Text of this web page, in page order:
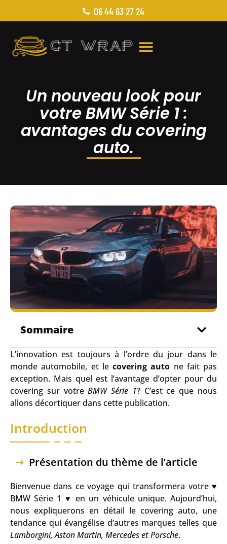
06 44 63 27 24
Un nouveau look pour
votre BMW Série 1 :
avantages du covering
auto.
Sommaire
L’innovation est toujours à l’ordre du jour dans le
monde automobile, et le covering auto ne fait pas
exception. Mais quel est l’avantage d’opter pour du
covering sur votreBMW Série 1? C’est ce que nous
allons décortiquer dans cette publication.
Introduction
Présentation du thème de l’article
Bienvenue dans ce voyage qui transformera votre ♥
BMW Série 1 ♥ en un véhicule unique. Aujourd’hui,
nous expliquerons en détail le covering auto, une
tendance qui évangélise d’autres marques telles que
Lamborgini, Aston Martin, Mercedes et Porsche.